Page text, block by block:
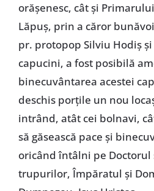
orășenesc, cât și
Lăpuș, prin a căror
pr. protopop Silviu Hodiș
capucini, a fost posibilă
binecuvântarea acestei
deschis porțile un nou
intrând, atât cei bolnavi,
să găsească pace și
oricând întâlni pe Doctorul
trupurilor, Împăratul și